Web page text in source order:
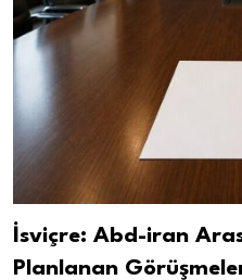
İsviçre: Abd-iran
Planlanan